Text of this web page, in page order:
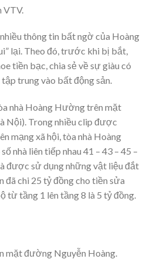
VTV.
nhiều thông tin bất ngờ của Hoàng
lại. Theo đó, trước khi bị bắt,
tiền bạc, chia sẻ về sự giàu có
trung vào bất động sản.
nhà Hoàng Hường trên mặt
Nội). Trong nhiều clip được
mạng xã hội, tòa nhà Hoàng
nhà liên tiếp nhau 41 – 43 – 45 –
được sử dụng những vật liệu đắt
đã chi 25 tỷ đồng cho tiền sửa
từ tầng 1 lên tầng 8 là 5 tỷ đồng.
mặt đường Nguyễn Hoàng.